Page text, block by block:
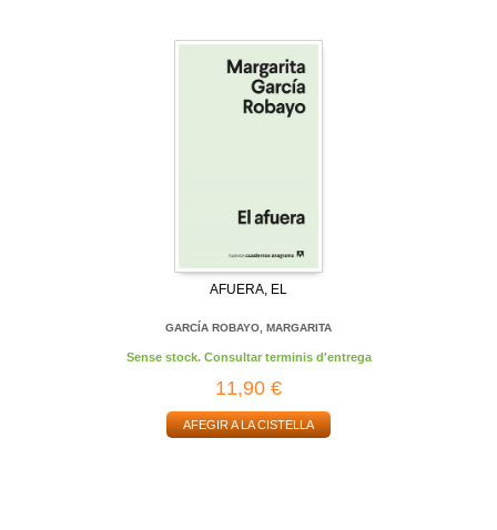
AFUERA, EL
GARCÍA ROBAYO, MARGARITA
Sense stock. Consultar terminis d'entrega
11,90 €
AFEGIR A LA CISTELLA